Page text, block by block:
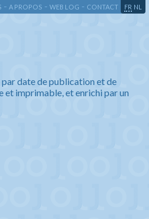
- A PROPOS - WEB LOG - CONTACT FR NL
date de publication et de
imprimable, et enrichi par un